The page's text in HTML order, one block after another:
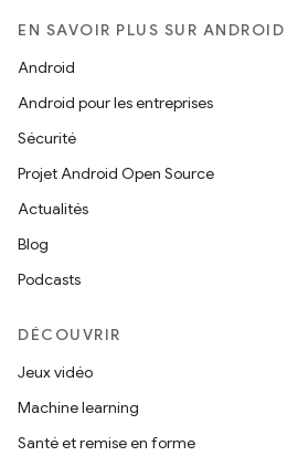
EN SAVOIR PLUS SUR ANDROID
Android
Android pour les entreprises
Sécurité
Projet Android Open Source
Actualités
Blog
Podcasts
DÉCOUVRIR
Jeux vidéo
Machine learning
Santé et remise en forme